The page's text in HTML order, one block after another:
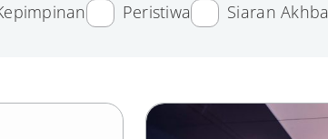
Peristiwa Siaran